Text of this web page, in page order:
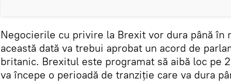
Negocierile cu privire la Brexit vor dura până în
această dată va trebui aprobat un acord de
britanic. Brexitul este programat să aibă loc pe
va începe o perioadă de tranziție care va dura